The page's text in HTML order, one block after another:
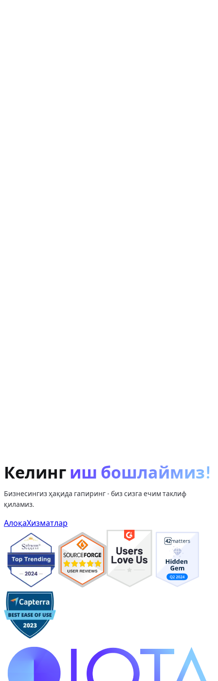
Келинг иш бошлаймиз!
Бизнесингиз ҳақида гапиринг - биз сизга ечим таклиф
қиламиз.
АлоқаХизматлар